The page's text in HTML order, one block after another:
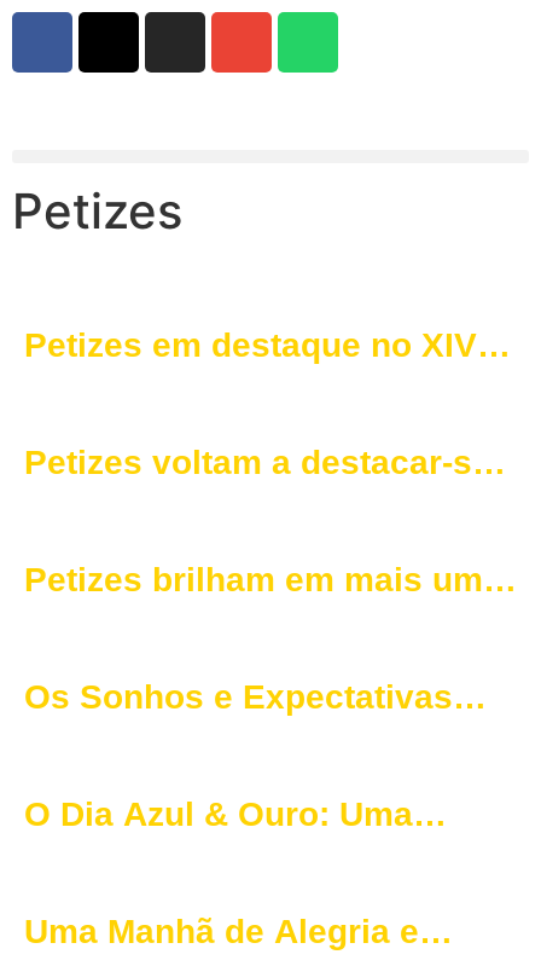
Petizes
Petizes em destaque no XIV
Petizes voltam a destacar-se
Petizes brilham em mais uma
Os Sonhos e Expectativas
o Vitória SC
O Dia Azul & Ouro: Uma
Uma Manhã de Alegria e